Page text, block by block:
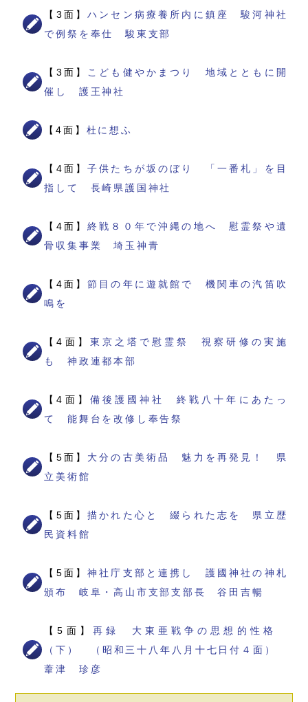
【3面】ハンセン病療養所内に鎮座 駿河神社
で例祭を奉仕 駿東支部
【3面】
こども健やかまつり 地域とともに開
催し 護王神社
【4面】 杜に想ふ
【4面】子供たちが坂のぼり 「一番札」を目
指して 長崎県護国神社
【4面】終戦８０年で沖縄の地へ 慰霊祭や遺
骨収集事業 埼玉神青
【4面】節目の年に遊就館で 機関車の汽笛吹
鳴を
【4面】 東京之塔で慰霊祭 視察研修の実施
も 神政連都本部
【4面】 備後護國神社 終戦八十年にあたっ
て 能舞台を改修し奉告祭
【5面】 大分の古美術品 魅力を再発見！ 県
立美術館
【5面】描かれた心と 綴られた志を 県立歴
民資料館
【5面】神社庁支部と連携し 護國神社の神札
頒布 岐阜・高山市支部支部長 谷田吉暢
【5面】 再録 大東亜戦争の思想的性格
（下） （昭和三十八年八月十七日付４面）
葦津 珍彦